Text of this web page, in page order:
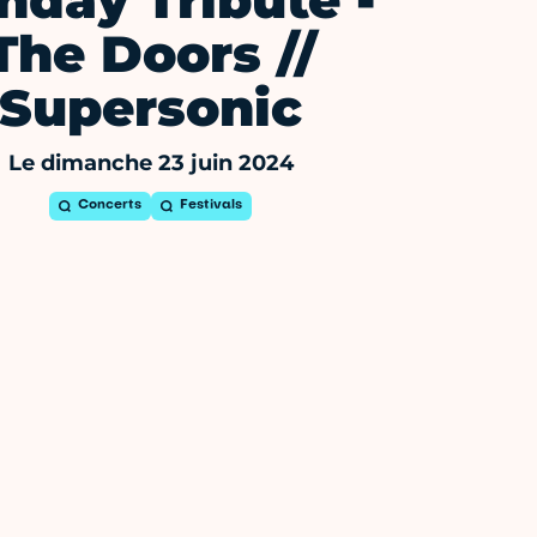
Doors //
Supersonic
Le dimanche 23 juin 2024
Concerts Festivals